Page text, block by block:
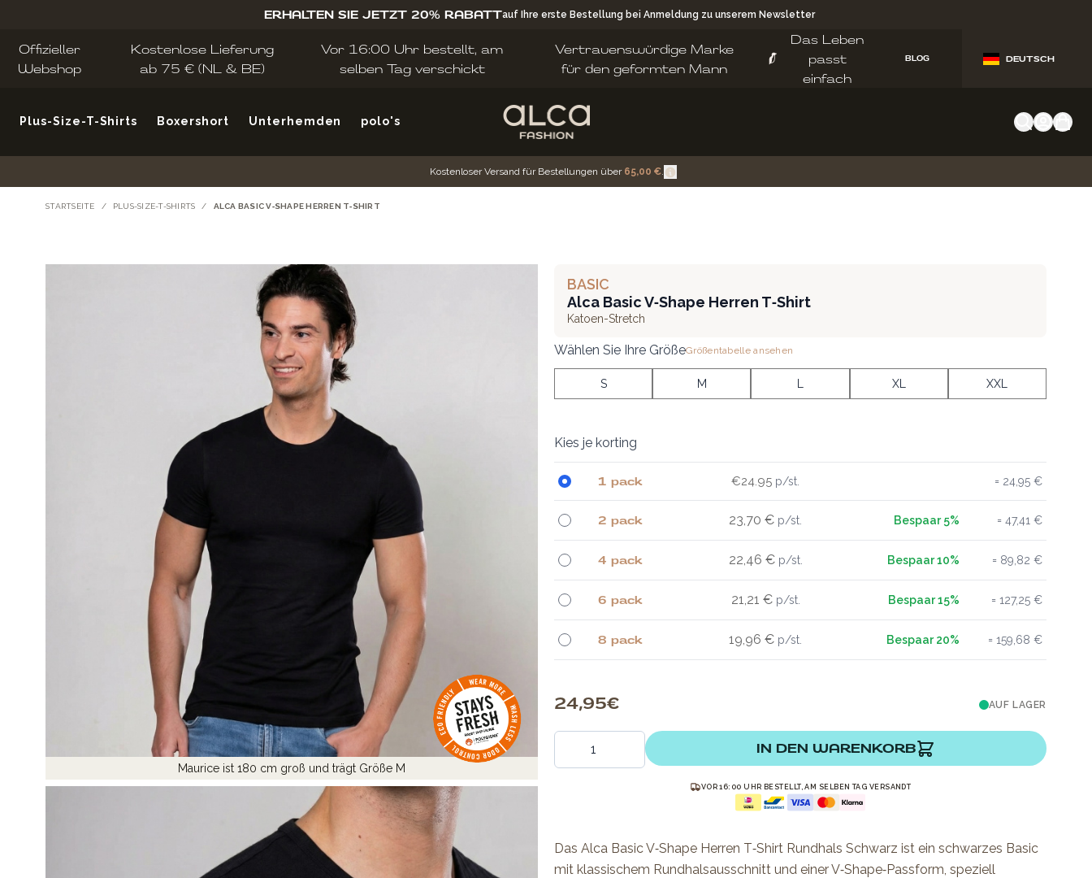
ERHALTEN SIE JETZT 20% RABATTauf Ihre erste Bestellung bei Anmeldung zu unserem Newsletter
Offizieller
Webshop
Kostenlose Lieferung
ab 75 € (NL & BE)
Vor 16:00 Uhr bestellt, am
selben Tag verschickt
Vertrauenswürdige Marke
für den geformten Mann
Das Leben
passt
einfach
BLOG DEUTSCH
Plus-Size-T-Shirts Boxershort Unterhemden polo's
Kostenloser Versand für Bestellungen über 65,00 €.
STARTSEITE / PLUS-SIZE-T-SHIRTS / ALCA BASIC V‑SHAPE HERREN T‑SHIRT
Maurice ist 180 cm groß und trägt Größe M
BASIC
Alca Basic V‑Shape Herren T‑Shirt
Katoen-Stretch
Wählen Sie Ihre GrößeGrößentabelle ansehen
S M XL XXL
Kies je korting
1 pack €24.95 24,95 €
2 pack 23,70 € 47,41 €
4 pack 22,46 € 89,82 €
6 pack 21,21 € 127,25 €
8 pack 19,96 € 159,68 €
24,95 € AUF LAGER
Menge IN DEN WARENKORB
VOR 16:00 UHR BESTELLT, AM SELBEN TAG VERSANDT
Das Alca Basic V‑Shape Herren T‑Shirt Rundhals Schwarz ist ein schwarzes Basic
mit klassischem Rundhalsausschnitt und einer V‑Shape‑Passform, speziell